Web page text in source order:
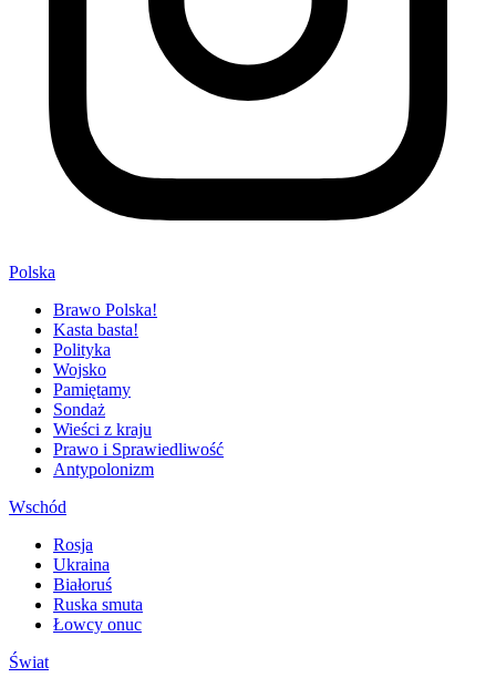
Polska
Brawo Polska!
Kasta basta!
Polityka
Wojsko
Pamiętamy
Sondaż
Wieści z kraju
Prawo i Sprawiedliwość
Antypolonizm
Wschód
Rosja
Ukraina
Białoruś
Ruska smuta
Łowcy onuc
Świat